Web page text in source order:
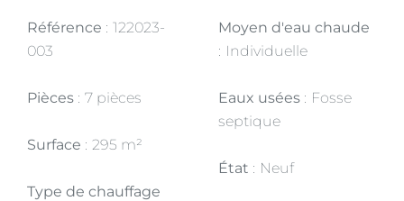
Référence
122023-
003
Pièces 7 pièces
Surface 295 m²
Type de chauffage
Moyen d'eau chaude
Individuelle
Eaux usées
Fosse
septique
État Neuf